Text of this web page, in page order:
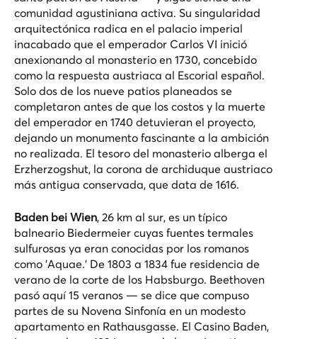
comunidad agustiniana activa. Su singularidad
arquitectónica radica en el palacio imperial
inacabado que el emperador Carlos VI inició
anexionando al monasterio en 1730, concebido
como la respuesta austriaca al Escorial español.
Solo dos de los nueve patios planeados se
completaron antes de que los costos y la muerte
del emperador en 1740 detuvieran el proyecto,
dejando un monumento fascinante a la ambición
no realizada. El tesoro del monasterio alberga el
Erzherzogshut, la corona de archiduque austriaco
más antigua conservada, que data de 1616.
Baden bei Wien, 26 km al sur, es un típico
balneario Biedermeier cuyas fuentes termales
sulfurosas ya eran conocidas por los romanos
como 'Aquae.' De 1803 a 1834 fue residencia de
verano de la corte de los Habsburgo. Beethoven
pasó aquí 15 veranos — se dice que compuso
partes de su Novena Sinfonía en un modesto
apartamento en Rathausgasse. El Casino Baden,